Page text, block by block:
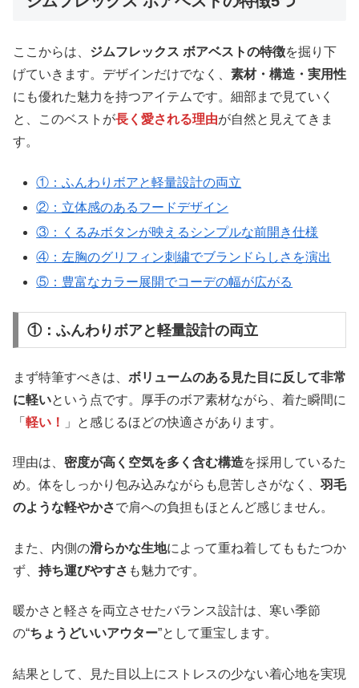
ここからは、 ジムフレックス ボアベストの特徴を掘り下
げていきます。デザインだけでなく、 素材・構造・実用性
にも優れた魅力を持つアイテムです。細部まで見ていく
と、このベストが長く愛される理由が自然と見えてきま
す。
①：ふんわりボアと軽量設計の両立
②：立体感のあるフードデザイン
③：くるみボタンが映えるシンプルな前開き仕様
④：左胸のグリフィン刺繍でブランドらしさを演出
⑤：豊富なカラー展開でコーデの幅が広がる
①：ふんわりボアと軽量設計の両立
まず特筆すべきは、 ボリュームのある見た目に反して非常
に軽いという点です。厚手のボア素材ながら、着た瞬間に
「 軽い！ 」と感じるほどの快適さがあります。
理由は、 密度が高く空気を多く含む構造を採用しているた
め。体をしっかり包み込みながらも息苦しさがなく、 羽毛
のような軽やかさで肩への負担もほとんど感じません。
また、内側の滑らかな生地によって重ね着してももたつか
ず、 持ち運びやすさ も魅力です。
暖かさと軽さを両立させたバランス設計は、寒い季節
の“ちょうどいいアウター”として重宝します。
結果として、見た目以上にストレスの少ない着心地を実現